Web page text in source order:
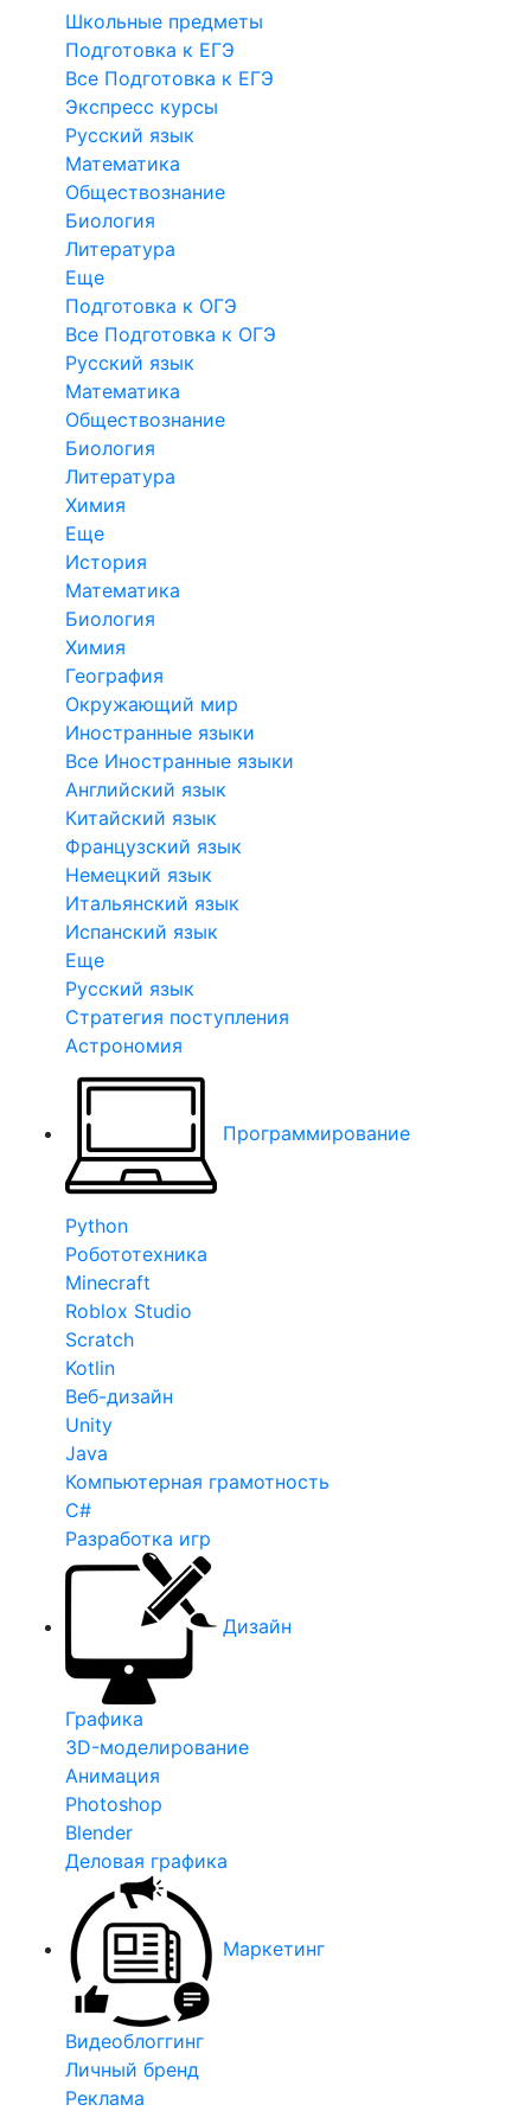
Школьные предметы
Подготовка к ЕГЭ
Все Подготовка к ЕГЭ
Экспресс курсы
Русский язык
Математика
Обществознание
Биология
Литература
Еще
Подготовка к ОГЭ
Все Подготовка к ОГЭ
Русский язык
Математика
Обществознание
Биология
Литература
Химия
Еще
История
Математика
Биология
Химия
География
Окружающий мир
Иностранные языки
Все Иностранные языки
Английский язык
Китайский язык
Французский язык
Немецкий язык
Итальянский язык
Испанский язык
Еще
Русский язык
Стратегия поступления
Астрономия
Программирование
Python
Робототехника
Minecraft
Roblox Studio
Scratch
Kotlin
Веб-дизайн
Unity
Java
Компьютерная грамотность
C#
Разработка игр
Дизайн
Графика
3D-моделирование
Анимация
Photoshop
Blender
Деловая графика
Маркетинг
Видеоблоггинг
Личный бренд
Реклама